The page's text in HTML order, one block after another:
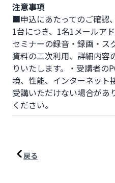
注意事項
■申込にあたってのご確認
1台につき、1名1メールア
セミナーの録音・録画・ス
資料の二次利用、詳細内容
りいたします。・受講者の
境、性能、インターネット
受講いただけない場合があ
ください。
戻る